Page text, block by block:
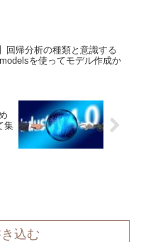
回帰分析の種類と意識する
を使ってモデル作成か
集
込む